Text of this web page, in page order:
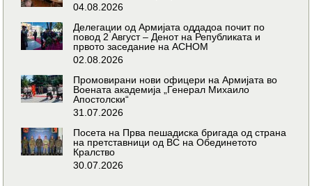
04.08.2026
Делегации од Армијата оддадоа почит по
повод 2 Август – Денот на Републиката и
првото заседание на АСНОМ
02.08.2026
Промовирани нови офицери на Армијата во
Воената академија „Генерал Михаило
Апостолски“
31.07.2026
Посета на Прва пешадиска бригада од страна
на претставници од ВС на Обединетото
Кралство
30.07.2026